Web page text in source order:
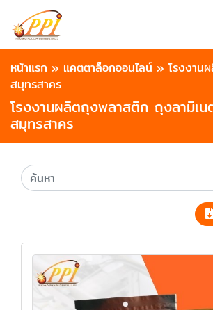
หน้าแรก » แคตตาล็อกออนไลน์ » โรงงาน
สมุทรสาคร
โรงงานผลิตถุงพลาสติก ถุงลามิเ
สมุทรสาคร